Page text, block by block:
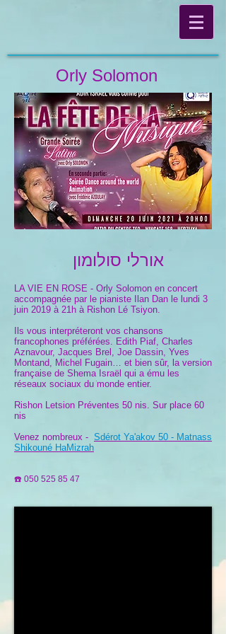
Orly Solomon
אורלי סולומון
LA VIE EN ROSE - Orly Solomon en concert
accompagnée par le pianiste Ilan Dan le lundi 3
juin 2019 à 21h à Rishon Lé Tsiyon.
Ils vous interpréteront vos chansons
francophones préférées. Edith Piaf, Charles
Aznavour, Jacques Brel, Joe Dassin, Yves
Montand, Michel Fugain… et bien sûr, la version
française de Shema Israël qui a ému les
réseaux sociaux du monde entier.
Rishon Letsion Préventes 50 nis. Sur place 60
nis
Venez nombreux - Sdérot Ya'akov 50 - Matnass
Shikouné HaMizrah
☎️ 050 525 85 47